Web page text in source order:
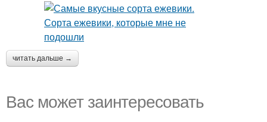
читать дальше →
Вас может заинтересовать